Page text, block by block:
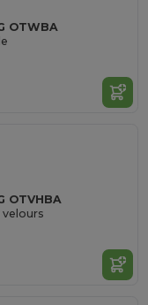
OTWBA
OTVHBA
velours